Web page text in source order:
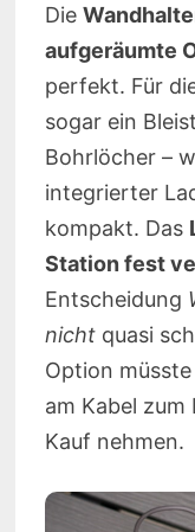
Die
aufgeräumte
perfekt. Für
sogar ein
Bohrlöcher –
integrierter
kompakt. Das
Station fest
Entscheidung
nicht quasi
Option
am Kabel zum
Kauf nehmen.